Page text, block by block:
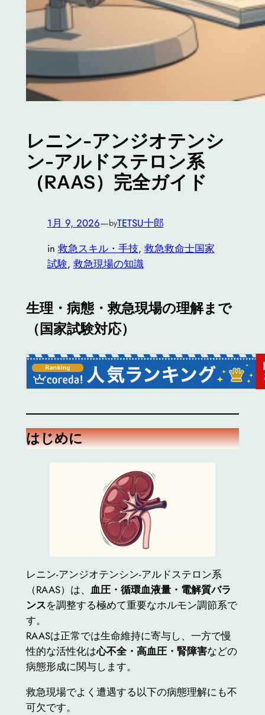
レニン-アンジオテンシ
ン-アルドステロン系
（RAAS）完全ガイド
1月 9, 2026—byTETSU十郎
in 救急スキル・手技, 救急救命士国家
試験, 救急現場の知識
生理・病態・救急現場の理解まで
（国家試験対応）
はじめに
レニン-アンジオテンシン-アルドステロン系
（RAAS）は、 血圧・循環血液量・電解質バラ
ンスを調整する極めて重要なホルモン調節系で
す。
RAASは正常では生命維持に寄与し、一方で慢
性的な活性化は心不全・高血圧・腎障害などの
病態形成に関与します。
救急現場でよく遭遇する以下の病態理解にも不
可欠です。